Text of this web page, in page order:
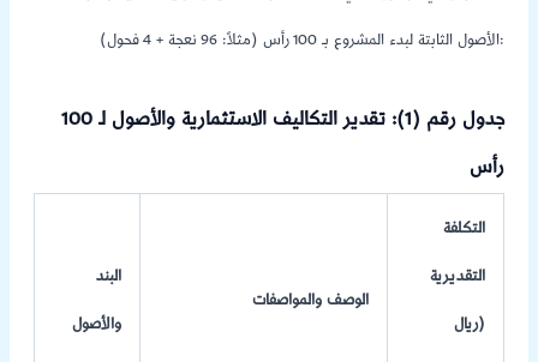
الأصول الثابتة لبدء المشروع بـ 100 رأس (مثلاً: 96 نعجة + 4 فحول):
جدول رقم (1): تقدير التكاليف الاستثمارية والأصول لـ 100
رأس
البند
والأصول
الوصف والمواصفات
التكلفة
التقديرية
(ريال